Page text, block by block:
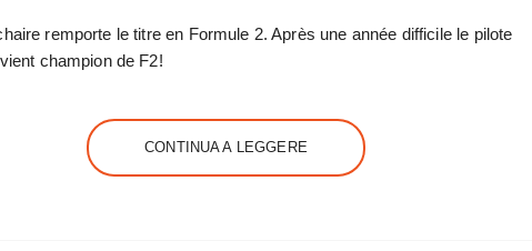
remporte le titre en Formule 2. Après une année difficile le pilote
champion de F2!
CONTINUA A LEGGERE